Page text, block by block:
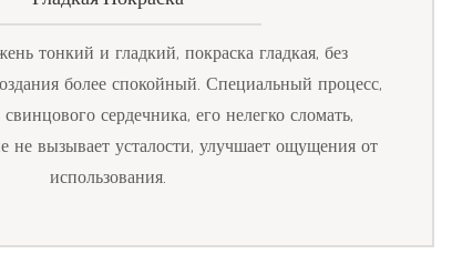
тонкий и гладкий, покраска гладкая, без
более спокойный. Специальный процесс,
свинцового сердечника, его нелегко сломать,
не вызывает усталости, улучшает ощущения от
использования.